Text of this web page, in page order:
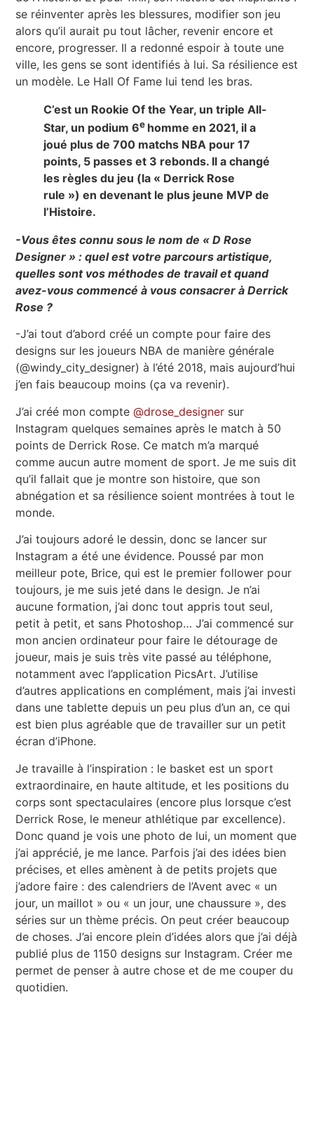
se réinventer après les blessures, modifier son jeu
alors qu’il aurait pu tout lâcher, revenir encore et
encore, progresser. Il a redonné espoir à toute une
ville, les gens se sont identifiés à lui. Sa résilience est
un modèle. Le Hall Of Fame lui tend les bras.
C’est un Rookie Of the Year, un triple All-
Star, un podium 6e homme en 2021, il a
joué plus de 700 matchs NBA pour 17
points, 5 passes et 3 rebonds. Il a changé
les règles du jeu (la « Derrick Rose
rule ») en devenant le plus jeune MVP de
l’Histoire.
-Vous êtes connu sous le nom de « D Rose
Designer » : quel est votre parcours artistique,
quelles sont vos méthodes de travail et quand
avez-vous commencé à vous consacrer à Derrick
Rose ?
-J’ai tout d’abord créé un compte pour faire des
designs sur les joueurs NBA de manière générale
(@windy_city_designer) à l’été 2018, mais aujourd’hui
j’en fais beaucoup moins (ça va revenir).
J’ai créé mon compte@drose_designer sur
Instagram quelques semaines après le match à 50
points de Derrick Rose. Ce match m’a marqué
comme aucun autre moment de sport. Je me suis dit
qu’il fallait que je montre son histoire, que son
abnégation et sa résilience soient montrées à tout le
monde.
J’ai toujours adoré le dessin, donc se lancer sur
Instagram a été une évidence. Poussé par mon
meilleur pote, Brice, qui est le premier follower pour
toujours, je me suis jeté dans le design. Je n’ai
aucune formation, j’ai donc tout appris tout seul,
petit à petit, et sans Photoshop… J’ai commencé sur
mon ancien ordinateur pour faire le détourage de
joueur, mais je suis très vite passé au téléphone,
notamment avec l’application PicsArt. J’utilise
d’autres applications en complément, mais j’ai investi
dans une tablette depuis un peu plus d’un an, ce qui
est bien plus agréable que de travailler sur un petit
écran d’iPhone.
Je travaille à l’inspiration : le basket est un sport
extraordinaire, en haute altitude, et les positions du
corps sont spectaculaires (encore plus lorsque c’est
Derrick Rose, le meneur athlétique par excellence).
Donc quand je vois une photo de lui, un moment que
j’ai apprécié, je me lance. Parfois j’ai des idées bien
précises, et elles amènent à de petits projets que
j’adore faire : des calendriers de l’Avent avec « un
jour, un maillot » ou « un jour, une chaussure », des
séries sur un thème précis. On peut créer beaucoup
de choses. J’ai encore plein d’idées alors que j’ai déjà
publié plus de 1150 designs sur Instagram. Créer me
permet de penser à autre chose et de me couper du
quotidien.